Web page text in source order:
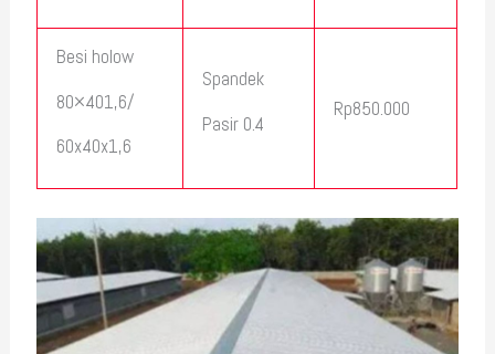
Besi holow
80×401,6/
60x40x1,6
Spandek
Pasir 0.4
Rp850.000